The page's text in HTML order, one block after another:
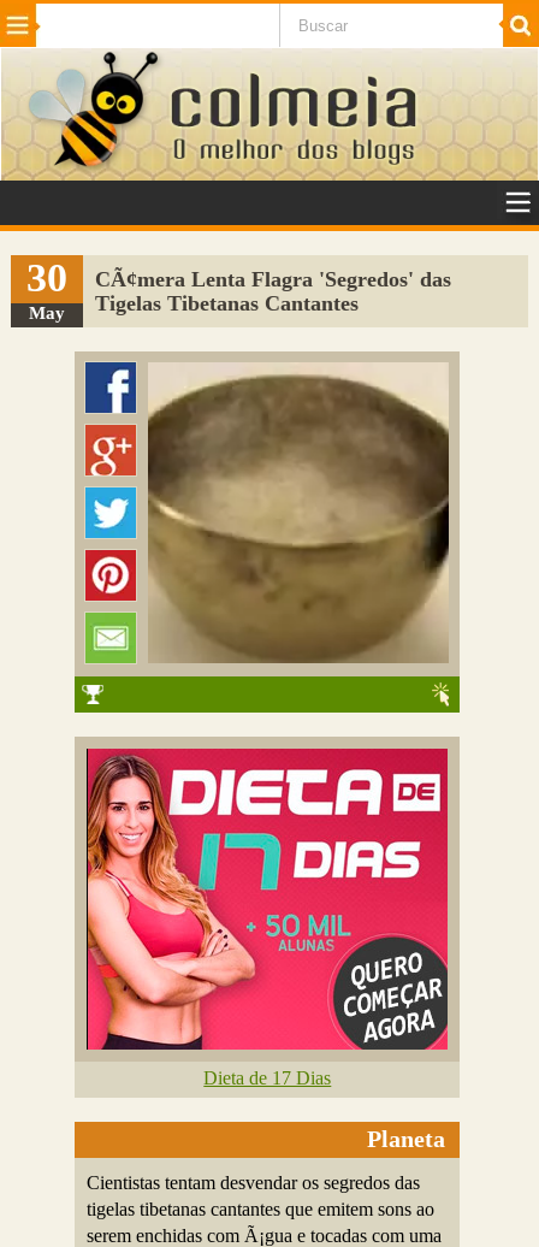
Beleza Cinema e TV
Internet Jogos NotÃ­cias SaÃºde
VeÃ­culos Adulto
Sugerir Link
Adicionar Blog
Colmeia Exchange
Perguntas Frequentes
30
May
CÃ¢mera Lenta Flagra 'Segredos' das
Tigelas Tibetanas Cantantes
Dieta de 17 Dias
Planeta
Cientistas tentam desvendar os segredos das
tigelas tibetanas cantantes que emitem sons ao
serem enchidas com Ã¡gua e tocadas com uma